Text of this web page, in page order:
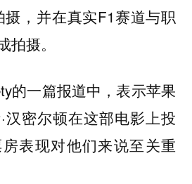
摄，并在真实F1赛道与职
摄。
的一篇报道中，表示苹果
汉密尔顿在这部电影上投
表现对他们来说至关重